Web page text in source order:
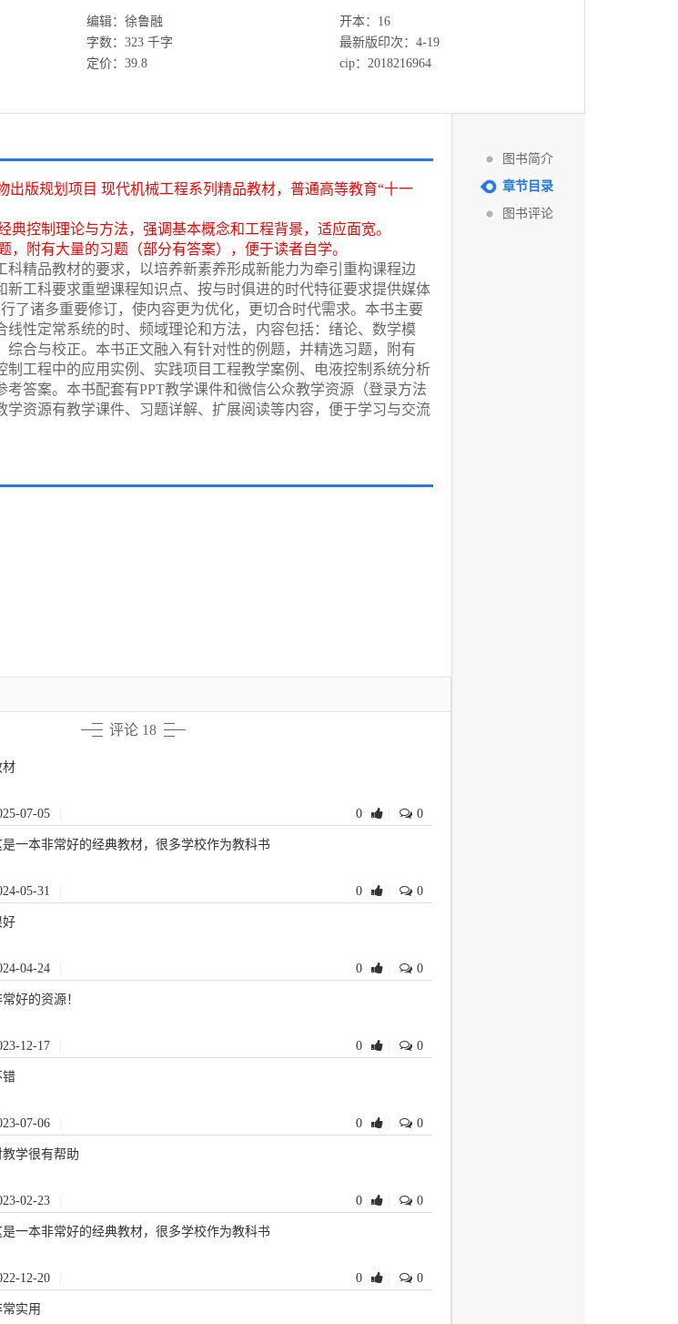
编辑：徐鲁融
开本：16
字数：323 千字
最新版印次：4-19
定价：39.8
cip：2018216964
出版规划项目 现代机械工程系列精品教材，普通高等教育“十一
控制理论与方法，强调基本概念和工程背景，适应面宽。
附有大量的习题（部分有答案），便于读者自学。
科精品教材的要求，以培养新素养形成新能力为牵引重构课程边
新工科要求重塑课程知识点、按与时俱进的时代特征要求提供媒体
了诸多重要修订，使内容更为优化，更切合时代需求。本书主要
线性定常系统的时、频域理论和方法，内容包括：绪论、数学模
综合与校正。本书正文融入有针对性的例题，并精选习题，附有
制工程中的应用实例、实践项目工程教学案例、电液控制系统分析
考答案。本书配套有PPT教学课件和微信公众教学资源（登录方法
学资源有教学课件、习题详解、扩展阅读等内容，便于学习与交流
评论 18
材
07-05 0 0
是一本非常好的经典教材，很多学校作为教科书
05-31 0 0
好
04-24 0 0
好的资源！
12-17 0 0
错
07-06 0 0
教学很有帮助
02-23 0 0
是一本非常好的经典教材，很多学校作为教科书
12-20 0 0
常实用
图书简介
章节目录
图书评论